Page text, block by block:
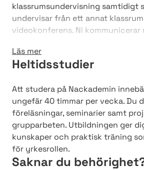
klassrumsundervisning samtidigt
undervisar från ett annat
videokonferens. Ni kommunicerar
Utbildningen läses på heltid med
dagar i veckan och har, precis som
studietiden. Du kan välja att
programmet i Solna eller Visby.
Läs mer
Heltidsstudier
Att studera på Nackademin
ungefär 40 timmar per vecka. Du
föreläsningar, seminarier samt
grupparbeten. Utbildningen ger
kunskaper och praktisk träning
för yrkesrollen.
Saknar du